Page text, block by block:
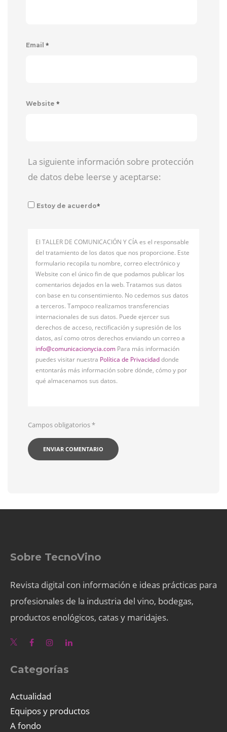
Email *
Website *
La siguiente información sobre protección
de datos debe leerse y aceptarse:
Estoy de acuerdo*
El TALLER DE COMUNICACIÓN Y CÍA es el responsable
del tratamiento de los datos que nos proporcione. Este
formulario recopila tu nombre, correo electrónico y
Website con el único fin de que podamos publicar los
comentarios dejados en la web. Tratamos sus datos
con base en tu consentimiento. No cedemos sus datos
a terceros. Tampoco realizamos transferencias
internacionales de sus datos. Puede ejercer sus
derechos de acceso, rectificación y supresión de los
datos, así como otros derechos enviando un correo a
info@comunicacionycia.com Para más información
puedes visitar nuestra Política de Privacidaddonde
entontarás más información sobre dónde, cómo y por
qué almacenamos sus datos.
Campos obligatorios*
Sobre TecnoVino
Revista digital con información e ideas prácticas para
profesionales de la industria del vino, bodegas,
productos enológicos, catas y maridajes.
Categorías
Actualidad
Equipos y productos
A fondo